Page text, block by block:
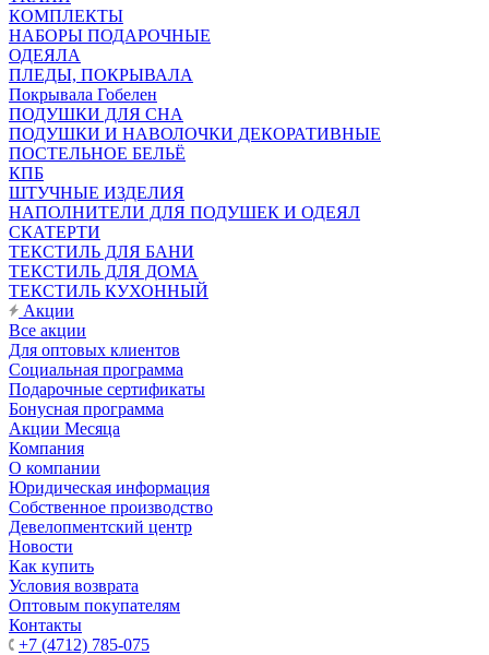
КОМПЛЕКТЫ
НАБОРЫ ПОДАРОЧНЫЕ
ОДЕЯЛА
ПЛЕДЫ, ПОКРЫВАЛА
Покрывала Гобелен
ПОДУШКИ ДЛЯ СНА
ПОДУШКИ И НАВОЛОЧКИ ДЕКОРАТИВНЫЕ
ПОСТЕЛЬНОЕ БЕЛЬЁ
КПБ
ШТУЧНЫЕ ИЗДЕЛИЯ
НАПОЛНИТЕЛИ ДЛЯ ПОДУШЕК И ОДЕЯЛ
СКАТЕРТИ
ТЕКСТИЛЬ ДЛЯ БАНИ
ТЕКСТИЛЬ ДЛЯ ДОМА
ТЕКСТИЛЬ КУХОННЫЙ
Акции
Все акции
Для оптовых клиентов
Социальная программа
Подарочные сертификаты
Бонусная программа
Акции Месяца
Компания
О компании
Юридическая информация
Собственное производство
Девелопментский центр
Новости
Как купить
Условия возврата
Оптовым покупателям
Контакты
+7 (4712) 785-075